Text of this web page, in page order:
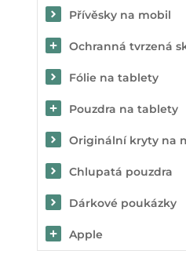
Přívěsky na mobil
Ochranná tvrzená
Fólie na tablety
Pouzdra na tablety
Originální kryty na
Chlupatá pouzdra
Dárkové poukázky
Apple